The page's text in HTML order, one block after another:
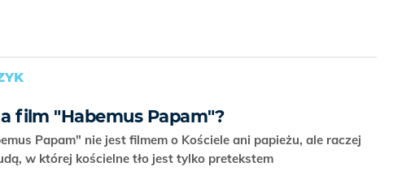
film "Habemus Papam"?
Papam" nie jest filmem o Kościele ani papieżu, ale raczej
w której kościelne tło jest tylko pretekstem